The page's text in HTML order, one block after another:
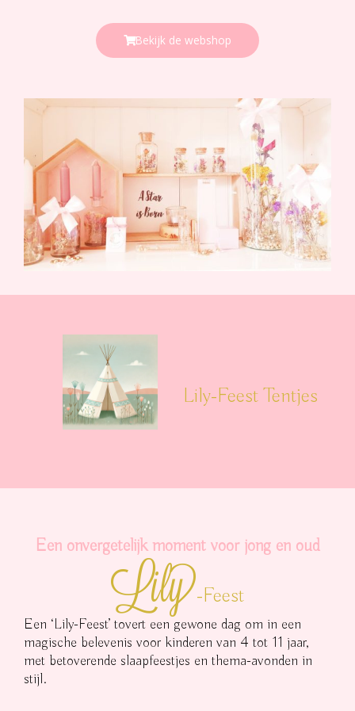
Bekijk de webshop
Lily-Feest Tentjes
Een onvergetelijk moment voor jong en oud
Lily-Feest
Een ‘Lily-Feest’ tovert een gewone dag om in een
magische belevenis voor kinderen van 4 tot 11 jaar,
met betoverende slaapfeestjes en thema-avonden in
stijl.